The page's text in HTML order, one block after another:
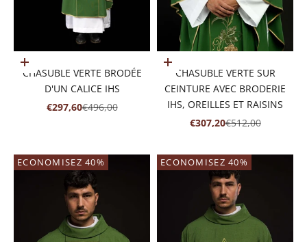
Ajouter au panier
CHASUBLE VERTE BRODÉE
D'UN CALICE IHS
PRIX DE VENTE
€297,60PRIX NORMAL
€496,00
Ajouter au panier
CHASUBLE VERTE SUR
CEINTURE AVEC BRODERIE
IHS, OREILLES ET RAISINS
PRIX DE VENTE
€307,20PRIX NORMAL
€512,00
ECONOMISEZ 40% ECONOMISEZ 40%